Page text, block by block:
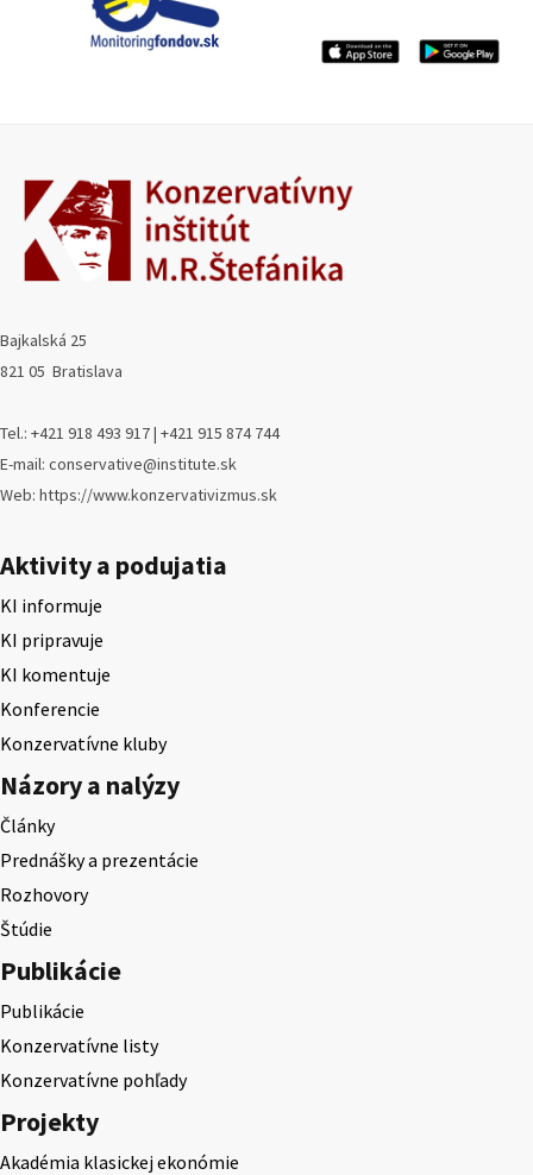
Bajkalská 25
821 05 Bratislava
Tel.: +421 918 493 917 | +421 915 874 744
E-mail: conservative@institute.sk
Web: https://www.konzervativizmus.sk
Aktivity a podujatia
KI informuje
KI pripravuje
KI komentuje
Konferencie
Konzervatívne kluby
Názory a nalýzy
Články
Prednášky a prezentácie
Rozhovory
Štúdie
Publikácie
Publikácie
Konzervatívne listy
Konzervatívne pohľady
Projekty
Akadémia klasickej ekonómie